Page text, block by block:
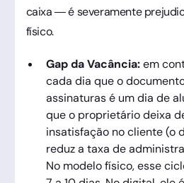
caixa — é severamente
físico.
Gap da Vacância:em
cada dia que o
assinaturas é um dia de
que o proprietário deixa
insatisfação no cliente (o
reduz a taxa de
No modelo físico, esse